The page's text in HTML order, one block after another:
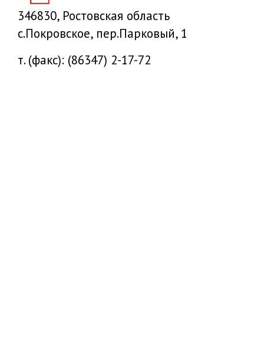
346830, Ростовская область
с.Покровское, пер.Парковый, 1
т. (факс): (86347) 2-17-72